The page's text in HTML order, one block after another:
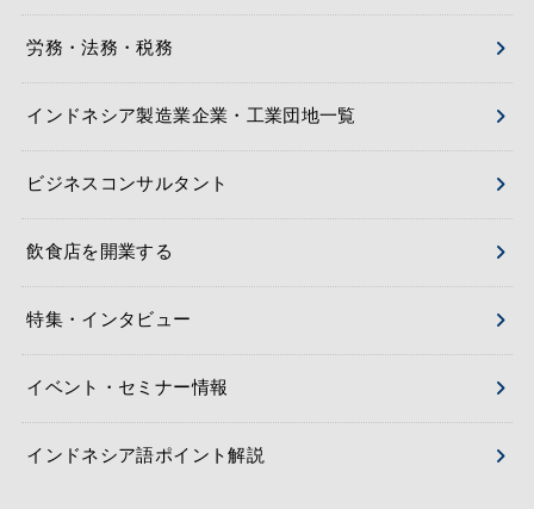
労務・法務・税務
インドネシア製造業企業・工業団地一覧
ビジネスコンサルタント
飲食店を開業する
特集・インタビュー
イベント・セミナー情報
インドネシア語ポイント解説